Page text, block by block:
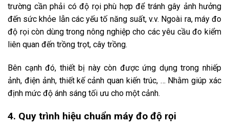
trường cần phải có độ rọi phù hợp để tránh gây ảnh hưởng
đến sức khỏe lẫn các yếu tố năng suất, v.v. Ngoài ra, máy đo
độ rọi còn dùng trong nông nghiệp cho các yêu cầu đo kiểm
liên quan đến trồng trọt, cây trồng.
Bên cạnh đó, thiết bị này còn được ứng dụng trong nhiếp
ảnh, điện ảnh, thiết kế cảnh quan kiến trúc, … Nhằm giúp xác
định mức độ ánh sáng tối ưu cho một cảnh.
4. Quy trình hiệu chuẩn máy đo độ rọi